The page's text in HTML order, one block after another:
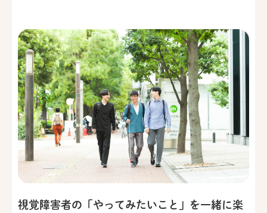
視覚障害者の「やってみたいこと」を一緒に楽